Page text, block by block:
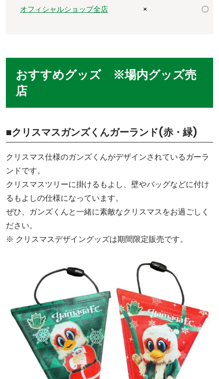
オフィシャルショップ全店 × 〇
おすすめグッズ ※場内グッズ売
店
■クリスマスガンズくんガーランド(赤・緑)
クリスマス仕様のガンズくんがデザインされているガーラ
ンドです。
クリスマスツリーに掛けるもよし、壁やバッグなどに付け
るもよしの仕様になっています。
ぜひ、ガンズくんと一緒に素敵なクリスマスをお過ごしく
ださい。
※ クリスマスデザイングッズは期間限定販売です。